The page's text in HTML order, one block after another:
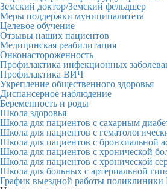
Земский доктор/Земский фельдшер
Меры поддержки муниципалитета
Целевое обучение
Отзывы наших пациентов
Медицинская реабилитация
Онконастороженность
Профилактика инфекционных
Профилактика ВИЧ
Укрепление общественного здоровья
Диспансерное наблюдение
Беременность и роды
Школа здоровья
Школа для пациентов с сахарным
Школа для пациентов с
Школа для пациентов с бронхиальной
Школа для пациентов с хронической
Школа для пациентов с хронической
Школа для больных с артериальной
График выездной работы поликлиники